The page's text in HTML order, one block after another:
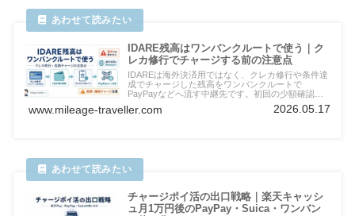
IDARE残高はワンバンクルートで使う｜ク
レカ修行でチャージする前の注意点
IDAREは海外決済用ではなく、クレカ修行や条件達
成でチャージした残高をワンバンクルートで
PayPayなどへ流す中継先です。初回の少額確認、
高額チャージ・連続チャージの注意点、海外では使
わない理由を整理します。
www.mileage-traveller.com 2026.05.17
チャージポイ活の出口戦略｜楽天キャッシ
ュ月1万円後のPayPay・Suica・ワンバン